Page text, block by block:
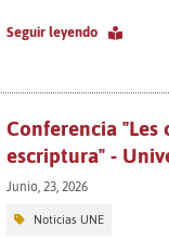
Seguir leyendo
Conferencia
escriptura" -
Junio, 23, 2026
Noticias UNE